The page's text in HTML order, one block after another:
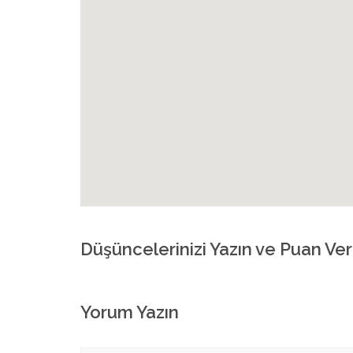
Düşüncelerinizi Yazın ve Puan
Yorum Yazın